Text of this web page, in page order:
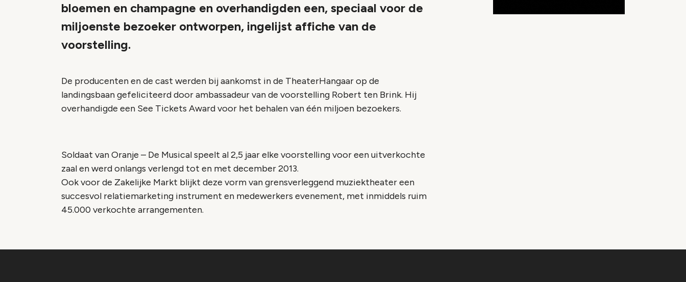
bloemen en champagne en overhandigden een, speciaal voor de
miljoenste bezoeker ontworpen, ingelijst affiche van de
voorstelling.
De producenten en de cast werden bij aankomst in de TheaterHangaar op de
landingsbaan gefeliciteerd door ambassadeur van de voorstelling Robert ten Brink. Hij
overhandigde een See Tickets Award voor het behalen van één miljoen bezoekers.
Soldaat van Oranje – De Musical speelt al 2,5 jaar elke voorstelling voor een uitverkochte
zaal en werd onlangs verlengd tot en met december 2013.
Ook voor de Zakelijke Markt blijkt deze vorm van grensverleggend muziektheater een
succesvol relatiemarketing instrument en medewerkers evenement, met inmiddels ruim
45.000 verkochte arrangementen.